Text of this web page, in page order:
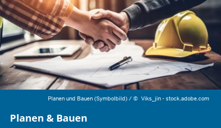
Planen und Bauen (Symbolbild) /© Viks_jin - stock.adobe.com
Planen & Bauen